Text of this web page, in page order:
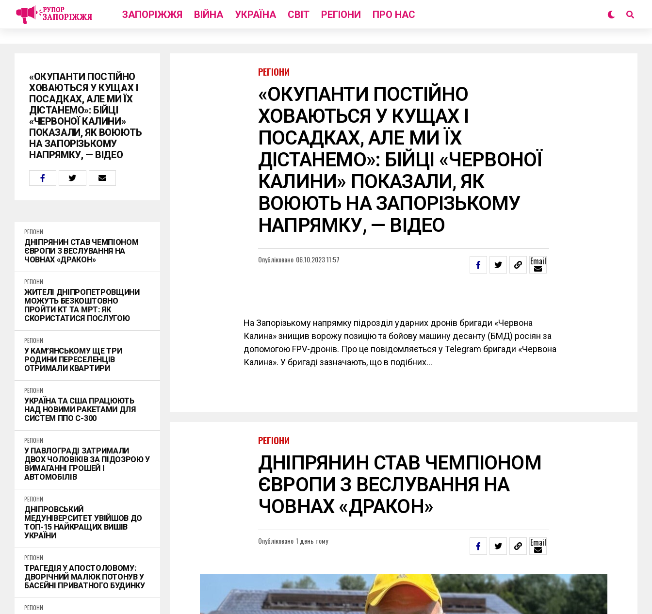
ЗАПОРІЖЖЯ ВІЙНА УКРАЇНА СВІТ РЕГІОНИ ПРО НАС
«ОКУПАНТИ ПОСТІЙНО
ХОВАЮТЬСЯ У КУЩАХ І
ПОСАДКАХ, АЛЕ МИ ЇХ
ДІСТАНЕМО»: БІЙЦІ
«ЧЕРВОНОЇ КАЛИНИ»
ПОКАЗАЛИ, ЯК ВОЮЮТЬ
НА ЗАПОРІЗЬКОМУ
НАПРЯМКУ, — ВІДЕО
РЕГІОНИ
ДНІПРЯНИН СТАВ ЧЕМПІОНОМ
ЄВРОПИ З ВЕСЛУВАННЯ НА
ЧОВНАХ «ДРАКОН»
РЕГІОНИ
ЖИТЕЛІ ДНІПРОПЕТРОВЩИНИ
МОЖУТЬ БЕЗКОШТОВНО
ПРОЙТИ КТ ТА МРТ: ЯК
СКОРИСТАТИСЯ ПОСЛУГОЮ
РЕГІОНИ
У КАМ’ЯНСЬКОМУ ЩЕ ТРИ
РОДИНИ ПЕРЕСЕЛЕНЦІВ
ОТРИМАЛИ КВАРТИРИ
РЕГІОНИ
УКРАЇНА ТА США ПРАЦЮЮТЬ
НАД НОВИМИ РАКЕТАМИ ДЛЯ
СИСТЕМ ППО С-300
РЕГІОНИ
У ПАВЛОГРАДІ ЗАТРИМАЛИ
ДВОХ ЧОЛОВІКІВ ЗА ПІДОЗРОЮ У
ВИМАГАННІ ГРОШЕЙ І
АВТОМОБІЛІВ
РЕГІОНИ
ДНІПРОВСЬКИЙ
МЕДУНІВЕРСИТЕТ УВІЙШОВ ДО
ТОП-15 НАЙКРАЩИХ ВИШІВ
УКРАЇНИ
РЕГІОНИ
ТРАГЕДІЯ У АПОСТОЛОВОМУ:
ДВОРІЧНИЙ МАЛЮК ПОТОНУВ У
БАСЕЙНІ ПРИВАТНОГО БУДИНКУ
РЕГІОНИ
РЕГІОНИ
«ОКУПАНТИ ПОСТІЙНО
ХОВАЮТЬСЯ У КУЩАХ І
ПОСАДКАХ, АЛЕ МИ ЇХ
ДІСТАНЕМО»: БІЙЦІ «ЧЕРВОНОЇ
КАЛИНИ» ПОКАЗАЛИ, ЯК
ВОЮЮТЬ НА ЗАПОРІЗЬКОМУ
НАПРЯМКУ, — ВІДЕО
Опубліковано 06.10.2023 11:57 Email
На Запорізькому напрямку підрозділ ударних дронів бригади «Червона
Калина» знищив ворожу позицію та бойову машину десанту (БМД) росіян за
допомогою FPV-дронів. Про це повідомляється у Telegram бригади «Червона
Калина». У бригаді зазначають, що в подібних…
РЕГІОНИ
ДНІПРЯНИН СТАВ ЧЕМПІОНОМ
ЄВРОПИ З ВЕСЛУВАННЯ НА
ЧОВНАХ «ДРАКОН»
Опубліковано 1 день тому Email